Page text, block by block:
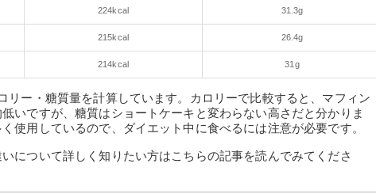
224kcal 31.3g
215kcal 26.4g
214kcal 31g
リー・糖質量を計算しています。カロリーで比較すると、マフィン
いですが、糖質はショートケーキと変わらない高さだと分かりま
使用しているので、ダイエット中に食べるには注意が必要です。
いについて詳しく知りたい方はこちらの記事を読んでみてくださ